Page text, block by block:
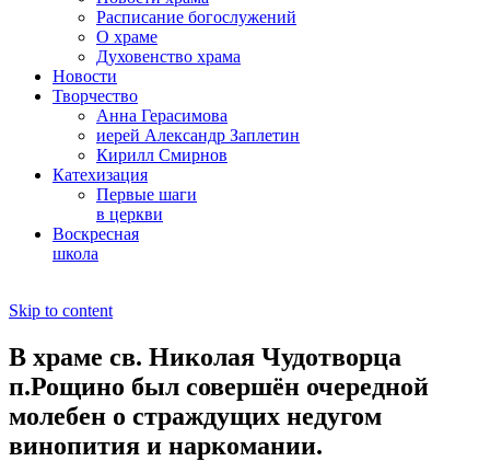
Расписание богослужений
О храме
Духовенство храма
Новости
Творчество
Анна Герасимова
иерей Александр Заплетин
Кирилл Смирнов
Катехизация
Первые шаги
в церкви
Воскресная
школа
Skip to content
В храме св. Николая Чудотворца
п.Рощино был совершён очередной
молебен о страждущих недугом
винопития и наркомании.